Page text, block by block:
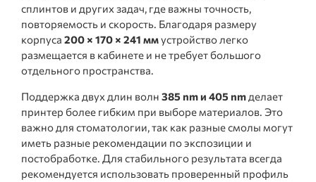
сплинтов и других задач, где важны точность,
повторяемость и скорость. Благодаря размеру
корпуса 200 × 170 × 241 ммустройство легко
размещается в кабинете и не требует большого
отдельного пространства.
Поддержка двух длин волн 385 nm и 405 nm делает
принтер более гибким при выборе материалов. Это
важно для стоматологии, так как разные смолы могут
иметь разные рекомендации по экспозиции и
постобработке. Для стабильного результата всегда
рекомендуется использовать проверенный профиль